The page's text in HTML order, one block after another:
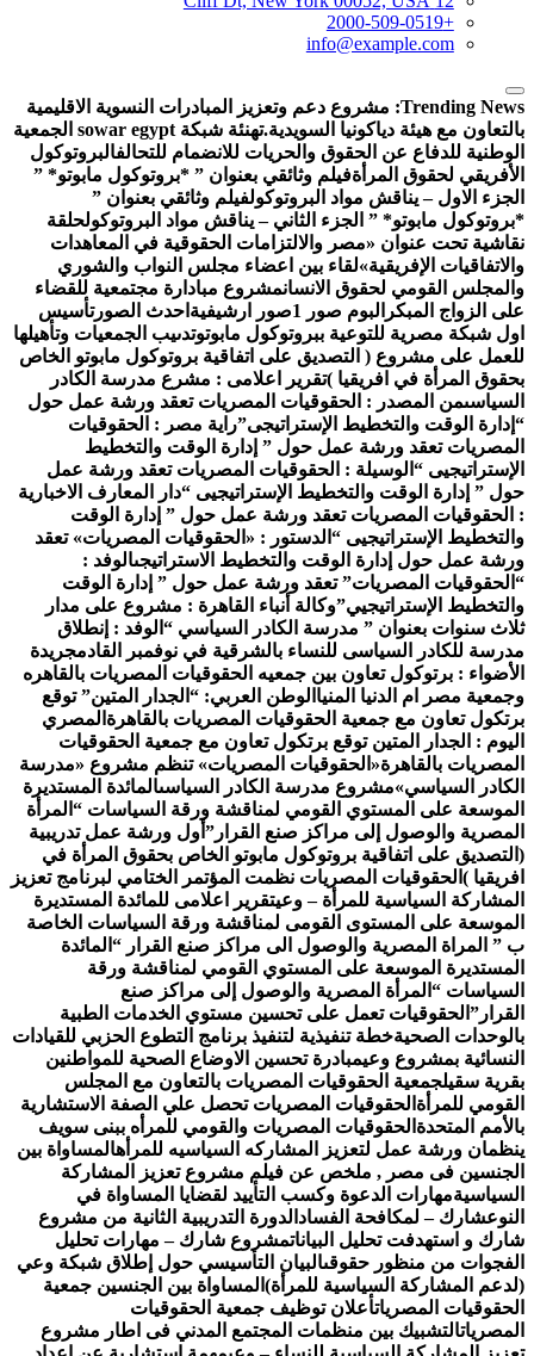
info@example.com
Trending مشروع دعم وتعزيز المبادرات النسوية الاقليمية
مع هيئة دياكونيا السويدية.
تهنئة شبكة sowar egypt الجمعية
للدفاع عن الحقوق والحريات للانضمام للتحالفالبروتوكول
لحقوق المرأة فيلم وثائقي بعنوان ” *بروتوكول مابوتو* ”
الاول – يناقش مواد البروتوكولفيلم وثائقي بعنوان ”
مابوتو* ” الجزء الثاني – يناقش مواد البروتوكولحلقة
تحت عنوان «مصر والالتزامات الحقوقية في المعاهدات
الإفريقية»لقاء بين اعضاء مجلس النواب والشوري
القومي لحقوق الانسانمشروع مبادارة مجتمعية للقضاء
الزواج المبكرالبوم صور 1 صور ارشيفيةاحدث الصورتأسيس
شبكة مصرية للتوعية ببروتوكول مابوتوتدىيب الجمعيات وتأهيلها
على مشروع ( التصديق على اتفاقية بروتوكول مابوتو الخاص
المرأة في افريقيا ) تقرير اعلامى : مشرع مدرسة الكادر
من المصدر : الحقوقيات المصريات تعقد ورشة عمل حول
الوقت والتخطيط الإستراتيجى”راية مصر : الحقوقيات
تعقد ورشة عمل حول ” إدارة الوقت والتخطيط
“ الوسيلة : الحقوقيات المصريات تعقد ورشة عمل
” إدارة الوقت والتخطيط الإستراتيجيى “ دار المعارف الاخبارية
الحقوقيات المصريات تعقد ورشة عمل حول ” إدارة الوقت
الإستراتيجيى “ الدستور : «الحقوقيات المصريات» تعقد
عمل حول إدارة الوقت والتخطيط الاستراتيجىالوفد :
المصريات” تعقد ورشة عمل حول ” إدارة الوقت
الإستراتيجيي”وكالة أنباء القاهرة : مشروع على مدار
سنوات بعنوان ” مدرسة الكادر السياسي “ الوفد : إنطلاق
للكادر السياسى للنساء بالشرقية في نوفمبر القادمجريدة
: برتوكول تعاون بين جمعيه الحقوقيات المصريات بالقاهره
مصر ام الدنيا المنياالوطن العربي: “الجدار المتين” توقع
تعاون مع جمعية الحقوقيات المصريات بالقاهرة المصري
: الجدار المتين توقع برتكول تعاون مع جمعية الحقوقيات
بالقاهرة «الحقوقيات المصريات» تنظم مشروع «مدرسة
السياسي»مشروع مدرسة الكادر السياسىالمائدة المستديرة
على المستوي القومي لمناقشة ورقة السياسات “المرأة
والوصول إلى مراكز صنع القرار” أول ورشة عمل تدريبية
على اتفاقية بروتوكول مابوتو الخاص بحقوق المرأة في
) الحقوقيات المصريات نظمت المؤتمر الختامي لبرنامج تعزيز
السياسية للمرأة – وعيتقرير اعلامى للمائدة المستديرة
على المستوى القومى لمناقشة ورقة السياسات الخاصة
” المراة المصرية والوصول الى مراكز صنع القرار “ المائدة
الموسعة على المستوي القومي لمناقشة ورقة
“المرأة المصرية والوصول إلى مراكز صنع
الحقوقيات تعمل على تحسين مستوي الخدمات الطبية
الصحيةخطة تنفيذية لتنفيذ برنامج التطوع الحزبي للقيادات
بمشروع وعيمبادرة تحسين الاوضاع الصحية للمواطنين
سقيلجمعية الحقوقيات المصريات بالتعاون مع المجلس
للمرأة الحقوقيات المصريات تحصل علي الصفة الاستشارية
المتحدةالحقوقيات المصريات والقومي للمرأه ببنى سويف
ورشة عمل لتعزيز المشاركه السياسيه للمرأه المساواة بين
فى مصر , ملخص عن فيلم مشروع تعزيز المشاركة
مهارات الدعوة وكسب التأييد لقضايا المساواة في
شارك – لمكافحة الفسادالدورة التدريبية الثانية من مشروع
و استهدفت تحليل البياناتمشروع شارك – مهارات تحليل
من منظور حقوقىالبيان التأسيسي حول إطلاق شبكة وعي
المشاركة السياسية للمرأة)المساواة بين الجنسين جمعية
المصرياتأعلان توظيف جمعية الحقوقيات
التشبيك بين منظمات المجتمع المدني فى اطار مشروع